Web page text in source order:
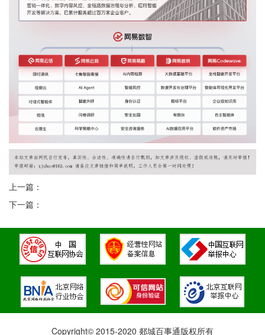
上一篇：
下一篇：
Copyright© 2015-2020 郯城百事通版权所有